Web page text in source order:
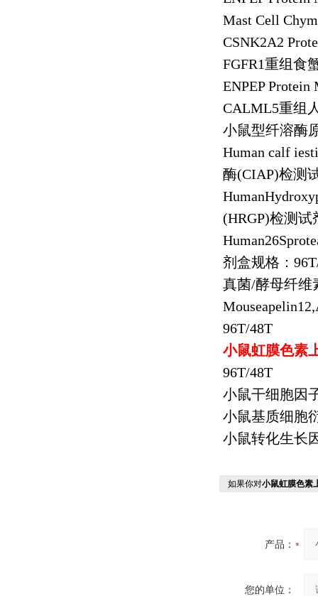
Mast Cell
CSNK2A2
FGFR1重组食
ENPEP Protein
CALML5重组
小鼠型纤溶酶
Human calf
酶(CIAP)检测
(HRGP)检测试
剂盒规格：
真菌/酵母纤维
96T/48T
小鼠虹膜色素
96T/48T
小鼠干细胞因
小鼠基质细胞
小鼠转化生长
如果你对小鼠虹膜色素
产品：
您的单位：